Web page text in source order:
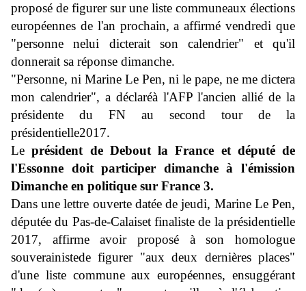
proposé de figurer sur une liste communeaux élections
européennes de l'an prochain, a affirmé vendredi que
"personne nelui dicterait son calendrier" et qu'il
donnerait sa réponse dimanche.
"Personne, ni Marine Le Pen, ni le pape, ne me dictera
mon calendrier", a déclaréà l'AFP l'ancien allié de la
présidente du FN au second tour de la
présidentielle2017.
Leprésident de Debout la France et député de
l'Essonne doit participer dimancheà l'émission
Dimanche en politique sur France 3.
Dans une lettre ouverte datée de jeudi, Marine Le Pen,
députée du Pas-de-Calaiset finaliste de la présidentielle
2017, affirme avoir proposé à son homologue
souverainistede figurer "aux deux dernières places"
d'une liste commune aux européennes, ensuggérant